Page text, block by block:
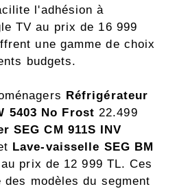
l'adhésion à
TV au prix de 16 999
une gamme de choix
budgets.
Réfrigérateur
5403 No Frost 22.499
SEG CM 911S INV
Lave-vaisselle SEG BM
prix de 12 999 TL. Ces
modèles du segment